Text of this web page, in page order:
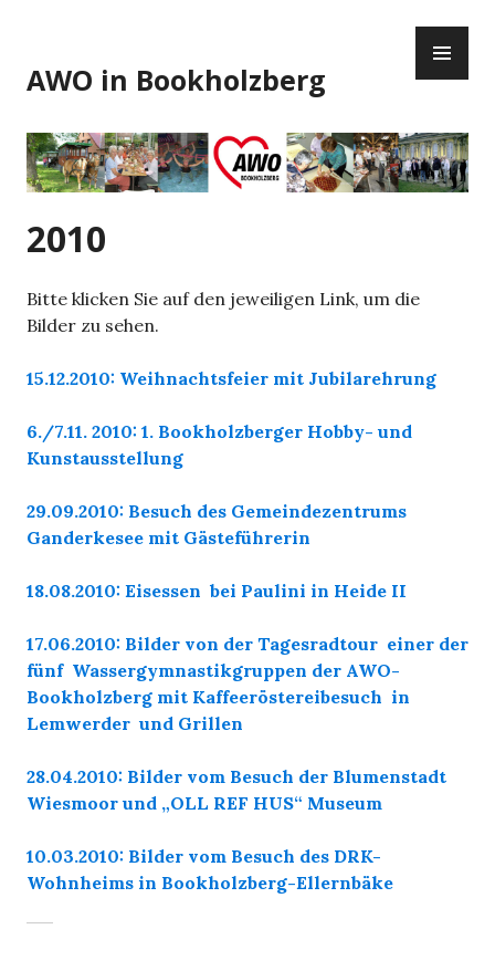
springen
AWO in Bookholzberg
2010
Bitte klicken Sie auf den jeweiligen Link, um die
Bilder zu sehen.
15.12.2010: Weihnachtsfeier mit Jubilarehrung
6./7.11. 2010: 1. Bookholzberger Hobby- und
Kunstausstellung
29.09.2010: Besuch des Gemeindezentrums
Ganderkesee mit Gästeführerin
18.08.2010: Eisessen bei Paulini in Heide II
17.06.2010: Bilder von der Tagesradtour einer der
fünf Wassergymnastikgruppen der AWO-
Bookholzberg mit Kaffeeröstereibesuch in
Lemwerder und Grillen
28.04.2010: Bilder vom Besuch der Blumenstadt
Wiesmoor und „OLL REF HUS“ Museum
10.03.2010: Bilder vom Besuch des DRK-
Wohnheims in Bookholzberg-Ellernbäke